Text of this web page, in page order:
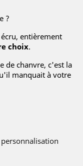
?
entièrement
choix.
de chanvre, c'est la
manquait à votre